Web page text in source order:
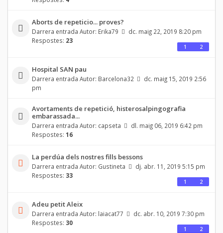
Aborts de repeticio... proves?
Darrera entrada Autor: Erika79
dc. maig 22, 2019 8:20 pm
Respostes: 23
1 2
Hospital SAN pau
Darrera entrada Autor: Barcelona32
dc. maig 15, 2019 2:56
pm
Avortaments de repetició, histerosalpingografia
embarassada...
Darrera entrada Autor: capseta
dl. maig 06, 2019 6:42 pm
Respostes: 16
La perdúa dels nostres fills bessons
Darrera entrada Autor: Gustineta
dj. abr. 11, 2019 5:15 pm
Respostes: 33
1 2
Adeu petit Aleix
Darrera entrada Autor: laiacat77
dc. abr. 10, 2019 7:30 pm
Respostes: 30
1 2